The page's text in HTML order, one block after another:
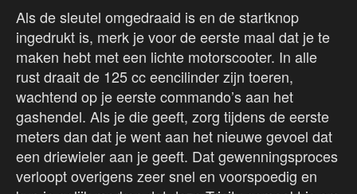
Als de sleutel omgedraaid is en de startknop
ingedrukt is, merk je voor de eerste maal dat je te
maken hebt met een lichte motorscooter. In alle
rust draait de 125 cc eencilinder zijn toeren,
wachtend op je eerste commando’s aan het
gashendel. Als je die geeft, zorg tijdens de eerste
meters dan dat je went aan het nieuwe gevoel dat
een driewieler aan je geeft. Dat gewenningsproces
verloopt overigens zeer snel en voorspoedig en